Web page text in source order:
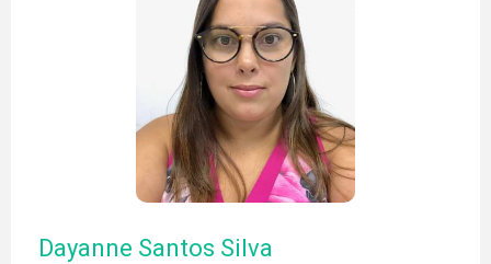
José Ricardo de Santana
Fernanda Esperidião
José Roberto de Lima Andrade
Fábio Rodrigues de Moura
Marco Antônio Jorge
Elton Eduardo Freitas
Alunos de Pós graduação
Ítalo Spinelli da Cruz
João Erick Alexandre Barbosa Costa
Dayanne Santos Silva